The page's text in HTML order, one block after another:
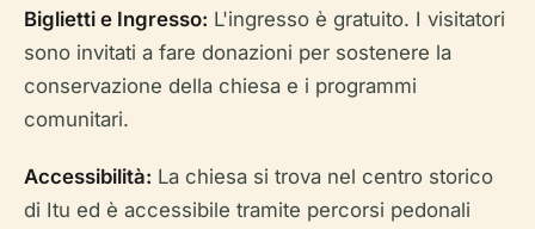
Biglietti e Ingresso: L'ingresso è gratuito. I visitatori
sono invitati a fare donazioni per sostenere la
conservazione della chiesa e i programmi
comunitari.
Accessibilità: La chiesa si trova nel centro storico
di Itu ed è accessibile tramite percorsi pedonali